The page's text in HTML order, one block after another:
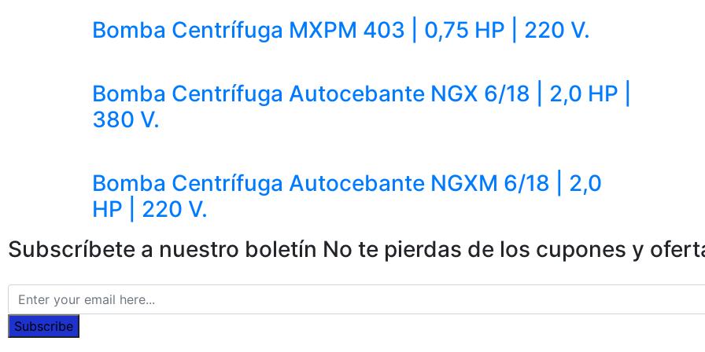
Bomba Centrífuga MXPM 403 | 0,75 HP | 220 V.
Bomba Centrífuga Autocebante NGX 6/18 | 2,0 HP |
380 V.
Bomba Centrífuga Autocebante NGXM 6/18 | 2,0
HP | 220 V.
Subscríbete a nuestro boletín No te pierdas de los cupones y
Subscribe